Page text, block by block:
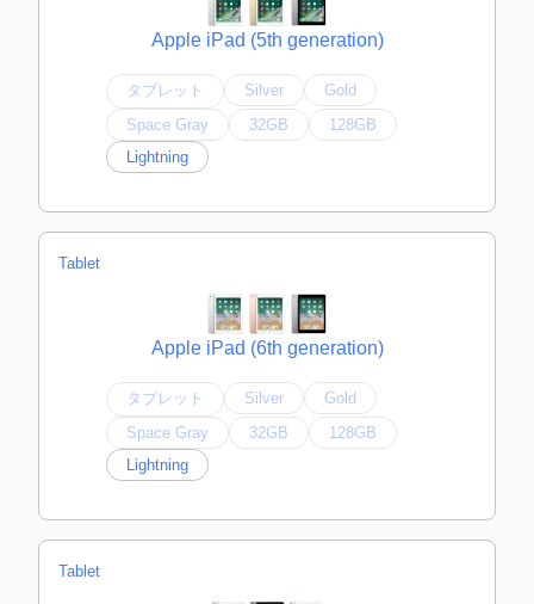
Apple iPad (5th generation)
タブレット Silver
Gold
Space Gray
32GB
128GB
Lightning
Tablet
Apple iPad (6th generation)
タブレット Silver
Gold
Space Gray
32GB
128GB
Lightning
Tablet